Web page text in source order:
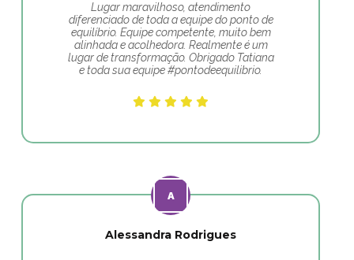
Lugar maravilhoso, atendimento
diferenciado de toda a equipe do ponto de
equilíbrio. Equipe competente, muito bem
alinhada e acolhedora. Realmente é um
lugar de transformação. Obrigado Tatiana
e toda sua equipe #pontodeequilibrio.
Alessandra Rodrigues